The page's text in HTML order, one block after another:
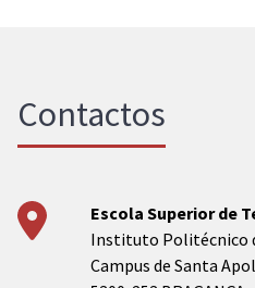
Contactos
Escola Superior de
Instituto Politécnico
Campus de Santa